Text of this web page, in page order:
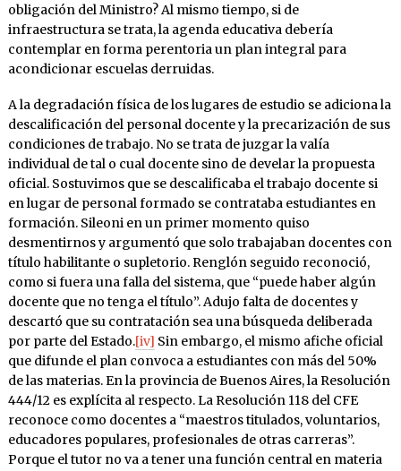
obligación del Ministro? Al mismo tiempo, si de
infraestructura se trata, la agenda educativa debería
contemplar en forma perentoria un plan integral para
acondicionar escuelas derruidas.
A la degradación física de los lugares de estudio se adiciona la
descalificación del personal docente y la precarización de sus
condiciones de trabajo. No se trata de juzgar la valía
individual de tal o cual docente sino de develar la propuesta
oficial. Sostuvimos que se descalificaba el trabajo docente si
en lugar de personal formado se contrataba estudiantes en
formación. Sileoni en un primer momento quiso
desmentirnos y argumentó que solo trabajaban docentes con
título habilitante o supletorio. Renglón seguido reconoció,
como si fuera una falla del sistema, que “puede haber algún
docente que no tenga el título”. Adujo falta de docentes y
descartó que su contratación sea una búsqueda deliberada
por parte del Estado.[iv] Sin embargo, el mismo afiche oficial
que difunde el plan convoca a estudiantes con más del 50%
de las materias. En la provincia de Buenos Aires, la Resolución
444/12 es explícita al respecto. La Resolución 118 del CFE
reconoce como docentes a “maestros titulados, voluntarios,
educadores populares, profesionales de otras carreras”.
Porque el tutor no va a tener una función central en materia